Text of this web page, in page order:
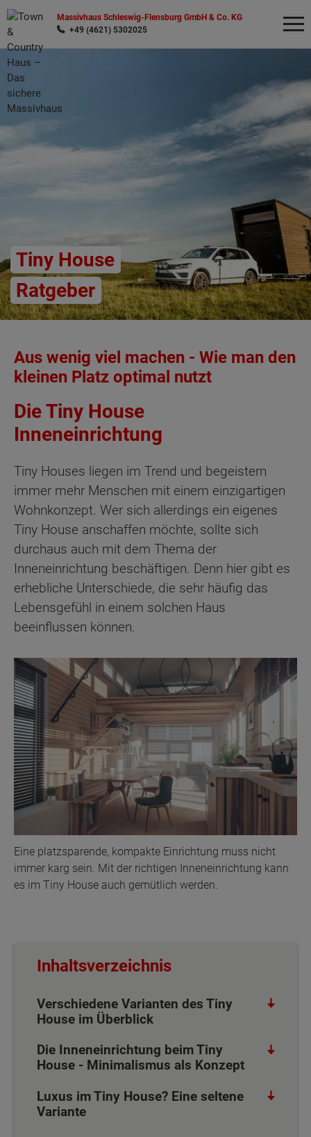
Massivhaus Schleswig-Flensburg GmbH & Co. KG
+49 (4621) 5302025
Tiny House
Ratgeber
Aus wenig viel machen - Wie man den
kleinen Platz optimal nutzt
Die Tiny House
Inneneinrichtung
Eine platzsparende, kompakte Einrichtung muss nicht
immer karg sein. Mit der richtigen Inneneinrichtung kann
es im Tiny House auch gemütlich werden.
Tiny Houses liegen im Trend und begeistern
immer mehr Menschen mit einem einzigartigen
Wohnkonzept. Wer sich allerdings ein eigenes
Tiny House anschaffen möchte, sollte sich
durchaus auch mit dem Thema der
Inneneinrichtung beschäftigen. Denn hier gibt es
erhebliche Unterschiede, die sehr häufig das
Lebensgefühl in einem solchen Haus
beeinflussen können.
Inhaltsverzeichnis
Verschiedene Varianten des Tiny
House im Überblick
Die Inneneinrichtung beim Tiny
House - Minimalismus als Konzept
Luxus im Tiny House? Eine seltene
Variante
Wonach möchten Sie suchen?